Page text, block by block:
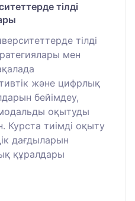
тілді
тілді
мен
және цифрлық
бейімдеу,
оқытуды
Курста тиімді оқыту
дағдыларын
құралдары